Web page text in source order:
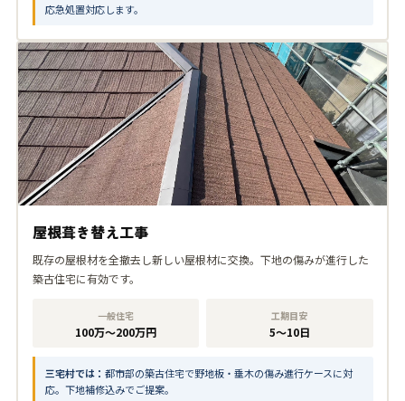
応急処置対応します。
屋根葺き替え工事
既存の屋根材を全撤去し新しい屋根材に交換。下地の傷みが進行した
築古住宅に有効です。
一般住宅
100万〜200万円
工期目安
5〜10日
三宅村では： 都市部の築古住宅で野地板・垂木の傷み進行ケースに対
応。下地補修込みでご提案。